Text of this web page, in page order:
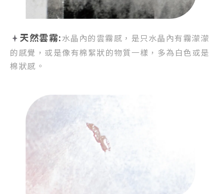
天然雲霧:水晶內的雲霧感， 是只水晶內有霧濛濛
的感覺， 或是像有棉絮狀的物質一樣， 多為白色或是
棉狀感。